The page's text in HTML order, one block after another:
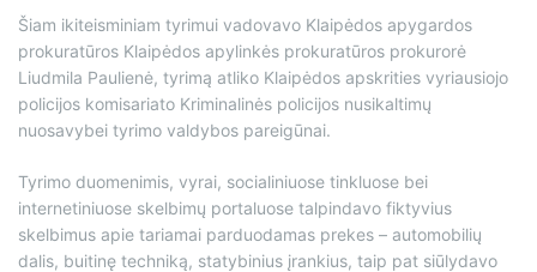
Šiam ikiteisminiam tyrimui vadovavo Klaipėdos apygardos
prokuratūros Klaipėdos apylinkės prokuratūros prokurorė
Liudmila Paulienė, tyrimą atliko Klaipėdos apskrities vyriausiojo
policijos komisariato Kriminalinės policijos nusikaltimų
nuosavybei tyrimo valdybos pareigūnai.
Tyrimo duomenimis, vyrai, socialiniuose tinkluose bei
internetiniuose skelbimų portaluose talpindavo fiktyvius
skelbimus apie tariamai parduodamas prekes – automobilių
dalis, buitinę techniką, statybinius įrankius, taip pat siūlydavo